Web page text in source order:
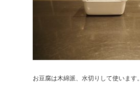
お豆腐は木綿派、水切りして使います。